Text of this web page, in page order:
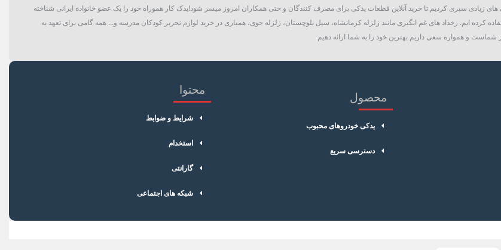
نمود، چالش ها و سختی های زیادی سپری کردیم تا خرید آنلاین قطعات یدکی برای مصرف کنندگان و حتی همکاران امروز میسر شود!یدک کار هموراه خود را یک عضو خانواده ایرانی شناخته
کرده ایم. رخداد های غم انگیزی مانند زلزله کرمانشاه، سیل بلوچستان، زلزله خوی، همیاری در خرید لوازم تحریر کودکان مدرسه و... همه گامی برای تعهد به
و همواره سعی داریم بهترین خود را به شما ارائه دهیم
محصول
یدکی خودروهای محبوب
دسترسی سریع
محتوا
شرایط و ضوابط
استخدام
گارانتی
شبکه های اجتماعی